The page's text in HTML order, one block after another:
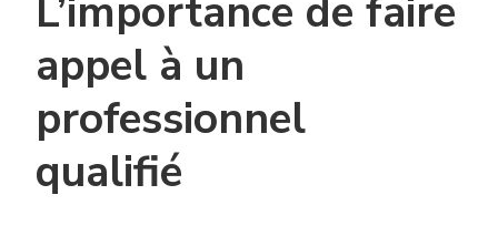
L’importance de faire
appel à un
professionnel
qualifié